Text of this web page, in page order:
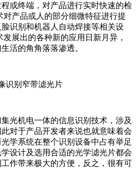
或终端，对产品进行实时快速的检
产品或人的部分细微特征进行提
识别和机器人自动焊接等相关设
展出的各种新的应用日新月异，
活的角角落落渗透。
光机电一体的信息识别技术，涉及
对于产品开发者来说也就意味着会
学系统在整个识别设备中占有举足
设计及选用合适的光学滤光片都会
作带来极大的方便，反之，很有可